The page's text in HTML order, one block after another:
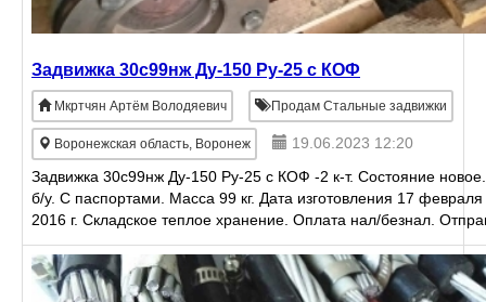
Задвижка 30с99нж Ду-150 Ру-25 с КОФ
Мкртчян Артём Володяевич Продам Стальные задвижки
Воронежская область, Воронеж
19.06.2023 12:20
Задвижка 30с99нж Ду-150 Ру-25 с КОФ -2 к-т. Состояние
б/у. С паспортами. Масса 99 кг. Дата изготовления 17 февраля
2016 г. Складское теплое хранение. Оплата нал/безнал.
по ТК в